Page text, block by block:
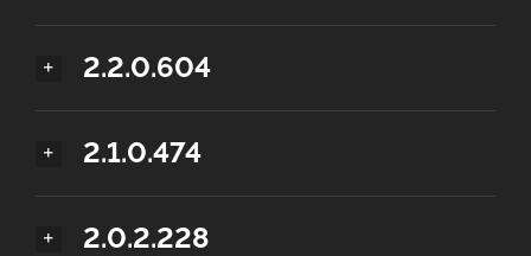
2.2.0.604
2.1.0.474
2.0.2.228